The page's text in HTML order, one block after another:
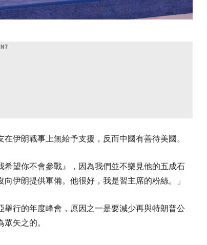
伊朗戰事上無給予支援，反而中國有善待美國。
望你不會參戰』，因為我們並不樂見他的五成石
伊朗提供軍備。他很好，我是習主席的粉絲。」
行的年度峰會，原因之一是要減少再與特朗普公
矢之的。